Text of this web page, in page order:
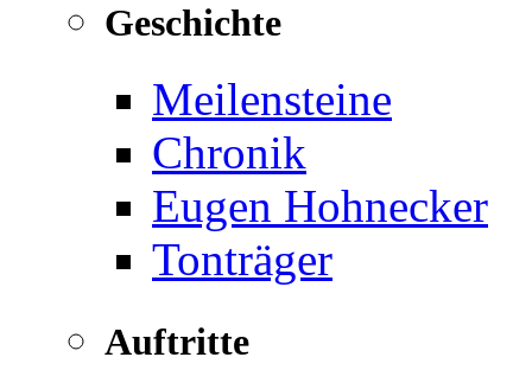
Geschichte
Meilensteine
Chronik
Eugen Hohnecker
Tonträger
Auftritte